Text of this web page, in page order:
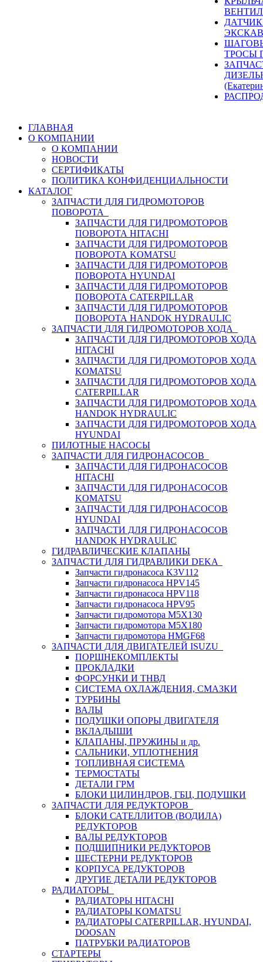
ТРОСЫ
ГЛАВНАЯ
О КОМПАНИИ
О КОМПАНИИ
НОВОСТИ
СЕРТИФИКАТЫ
ПОЛИТИКА КОНФИДЕНЦИАЛЬНОСТИ
КАТАЛОГ
ЗАПЧАСТИ ДЛЯ ГИДРОМОТОРОВ
ПОВОРОТА
ЗАПЧАСТИ ДЛЯ ГИДРОМОТОРОВ
ПОВОРОТА HITACHI
ЗАПЧАСТИ ДЛЯ ГИДРОМОТОРОВ
ПОВОРОТА KOMATSU
ЗАПЧАСТИ ДЛЯ ГИДРОМОТОРОВ
ПОВОРОТА HYUNDAI
ЗАПЧАСТИ ДЛЯ ГИДРОМОТОРОВ
ПОВОРОТА CATERPILLAR
ЗАПЧАСТИ ДЛЯ ГИДРОМОТОРОВ
ПОВОРОТА HANDOK HYDRAULIC
ЗАПЧАСТИ ДЛЯ ГИДРОМОТОРОВ ХОДА
ЗАПЧАСТИ ДЛЯ ГИДРОМОТОРОВ ХОДА
HITACHI
ЗАПЧАСТИ ДЛЯ ГИДРОМОТОРОВ ХОДА
KOMATSU
ЗАПЧАСТИ ДЛЯ ГИДРОМОТОРОВ ХОДА
CATERPILLAR
ЗАПЧАСТИ ДЛЯ ГИДРОМОТОРОВ ХОДА
HANDOK HYDRAULIC
ЗАПЧАСТИ ДЛЯ ГИДРОМОТОРОВ ХОДА
HYUNDAI
ПИЛОТНЫЕ НАСОСЫ
ЗАПЧАСТИ ДЛЯ ГИДРОНАСОСОВ
ЗАПЧАСТИ ДЛЯ ГИДРОНАСОСОВ
HITACHI
ЗАПЧАСТИ ДЛЯ ГИДРОНАСОСОВ
KOMATSU
ЗАПЧАСТИ ДЛЯ ГИДРОНАСОСОВ
HYUNDAI
ЗАПЧАСТИ ДЛЯ ГИДРОНАСОСОВ
HANDOK HYDRAULIC
ГИДРАВЛИЧЕСКИЕ КЛАПАНЫ
ЗАПЧАСТИ ДЛЯ ГИДРАВЛИКИ DEKA
Запчасти гидронасоса K3V112
Запчасти гидронасоса HPV145
Запчасти гидронасоса HPV118
Запчасти гидронасоса HPV95
Запчасти гидромотора M5X130
Запчасти гидромотора M5X180
Запчасти гидромотора HMGF68
ЗАПЧАСТИ ДЛЯ ДВИГАТЕЛЕЙ ISUZU
ПОРШНЕКОМПЛЕКТЫ
ПРОКЛАДКИ
ФОРСУНКИ И ТНВД
СИСТЕМА ОХЛАЖДЕНИЯ, СМАЗКИ
ТУРБИНЫ
ВАЛЫ
ПОДУШКИ ОПОРЫ ДВИГАТЕЛЯ
ВКЛАДЫШИ
КЛАПАНЫ, ПРУЖИНЫ и др.
САЛЬНИКИ, УПЛОТНЕНИЯ
ТОПЛИВНАЯ СИСТЕМА
ТЕРМОСТАТЫ
ДЕТАЛИ ГРМ
БЛОКИ ЦИЛИНДРОВ, ГБЦ, ПОДУШКИ
ЗАПЧАСТИ ДЛЯ РЕДУКТОРОВ
БЛОКИ САТЕЛЛИТОВ (ВОДИЛА)
РЕДУКТОРОВ
ВАЛЫ РЕДУКТОРОВ
ПОДШИПНИКИ РЕДУКТОРОВ
ШЕСТЕРНИ РЕДУКТОРОВ
КОРПУСА РЕДУКТОРОВ
ДРУГИЕ ДЕТАЛИ РЕДУКТОРОВ
РАДИАТОРЫ
РАДИАТОРЫ HITACHI
РАДИАТОРЫ KOMATSU
РАДИАТОРЫ CATERPILLAR, HYUNDAI,
DOOSAN
ПАТРУБКИ РАДИАТОРОВ
СТАРТЕРЫ